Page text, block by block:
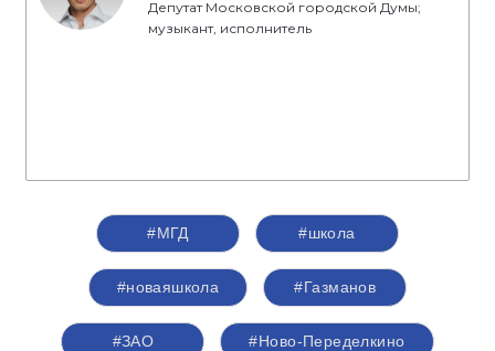
Депутат Московской городской Думы;
музыкант, исполнитель
#МГД #школа
#новаяшкола #Газманов
#ЗАО #Ново-Переделкино